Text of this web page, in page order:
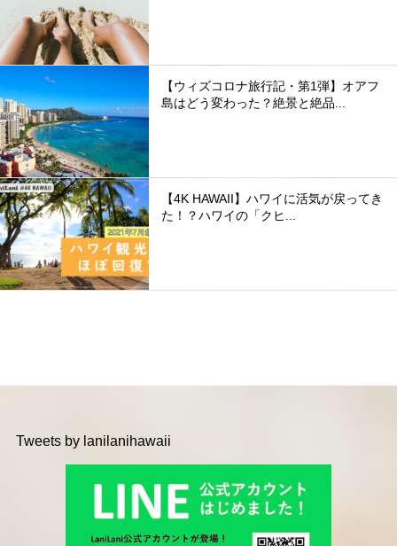
【ウィズコロナ旅行記・第1弾】オアフ
島はどう変わった？絶景と絶品...
【4K HAWAII】ハワイに活気が戻ってき
た！？ハワイの「クヒ...
Tweets by lanilanihawaii